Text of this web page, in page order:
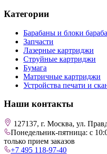
Категории
Барабаны и блоки
Запчасти
Лазерные картриджи
Струйные картриджи
Бумага
Матричные картриджи
Устройства печати и
Наши контакты
127137, г. Москва, ул.
Понедельник-пятница: с
только прием заказов
+7 495 118-97-40